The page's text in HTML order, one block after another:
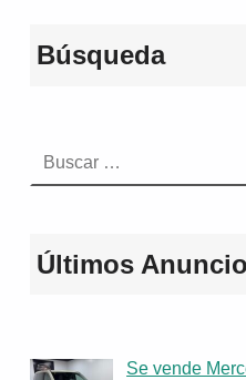
Búsqueda
Últimos
Se vende